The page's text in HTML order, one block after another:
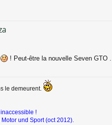
! Peut-être la nouvelle Seven GTO
le demeurent.
!
und Sport (oct 2012).